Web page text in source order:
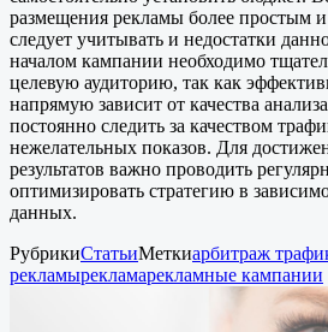
размещения рекламы более простым
следует учитывать и недостатки
началом кампании необходимо
целевую аудиторию, так как
напрямую зависит от качества
постоянно следить за качеством
нежелательных показов. Для
результатов важно проводить
оптимизировать стратегию в
данных.
РубрикиСтатьиМеткиарбитраж
рекламырекламарекламные кампании